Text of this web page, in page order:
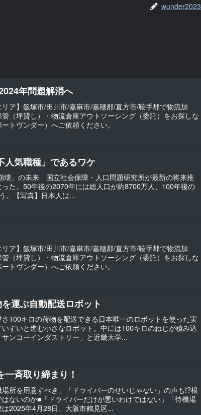
wunder2023
年問題解消へ
ア】飯塚市/田川市/嘉麻市/嘉穂郡/直方市/鞍手郡で物流加
（坪貸し）・物流倉庫アウトソーシング（委託）をお探しな
トヴンダー）へご依頼ください。
人気職種」であるワケ
壊」の未来 国立社会保障・人口問題研究所が最新の将来推
た。50年後の2070年には総人口が約8700万人、100年後の
。【写真】日本人は...
ア】飯塚市/田川市/嘉麻市/嘉穂郡/直方市/鞍手郡で物流加
（坪貸し）・物流倉庫アウトソーシング（委託）をお探しな
トヴンダー）へご依頼ください。
運ぶ自動配送ロボット
100キロの荷物を配送できる日本唯一のロボットを使った実
すいと進む小さなロボット。中には100キロのねじが積み込
ンコーインダストリー」と近畿大学...
斉取り締まり！
所を用意すべき」「ドライバーのせいじゃない」の声も!?根
ないのか■「ドライバーだけが悪いわけではない」「待機場
2025年4月28日、大阪市鶴見区...